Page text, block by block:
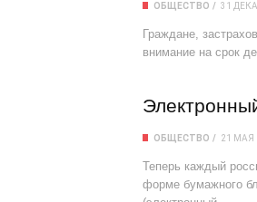
ОБЩЕСТВО 31
Граждане,
внимание на срок
ОБЩЕСТВО 21 МАЯ
Теперь каждый
форме бумажного